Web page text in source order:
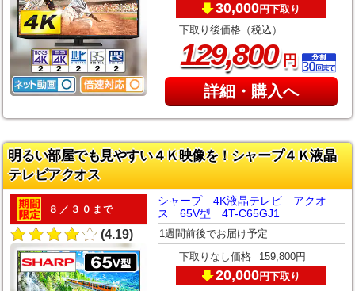
30,000円下取り
下取り後価格（税込）
129,800円
詳細・購入へ
明るい部屋でも見やすい４Ｋ映像を！シャープ４Ｋ液晶
テレビアクオス
８／３０まで
(4.19)
シャープ 4K液晶テレビ アクオ
ス 65V型 4T-C65GJ1
1週間前後でお届け予定
下取りなし価格 159,800円
20,000円下取り